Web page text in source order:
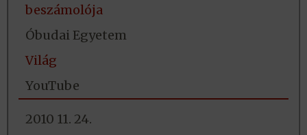
beszámolója
Óbudai Egyetem
Világ
YouTube
2010 11. 24.